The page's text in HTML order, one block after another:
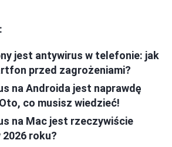
jest antywirus w telefonie: jak
przed zagrożeniami?
na Androida jest naprawdę
co musisz wiedzieć!
na Mac jest rzeczywiście
2026 roku?